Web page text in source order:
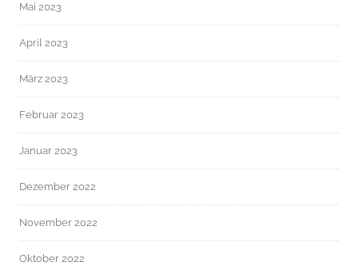
Mai 2023
April 2023
März 2023
Februar 2023
Januar 2023
Dezember 2022
November 2022
Oktober 2022